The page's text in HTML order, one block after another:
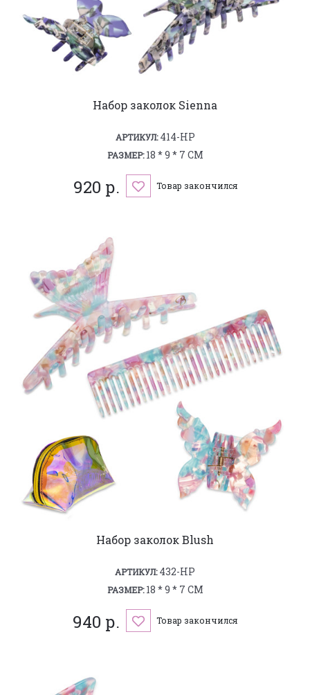
Набор заколок Sienna
АРТИКУЛ:414-HP
РАЗМЕР:18 * 9 * 7 СМ
920 р. Товар закончился
Набор заколок Blush
АРТИКУЛ:432-HP
РАЗМЕР:18 * 9 * 7 СМ
940 р. Товар закончился